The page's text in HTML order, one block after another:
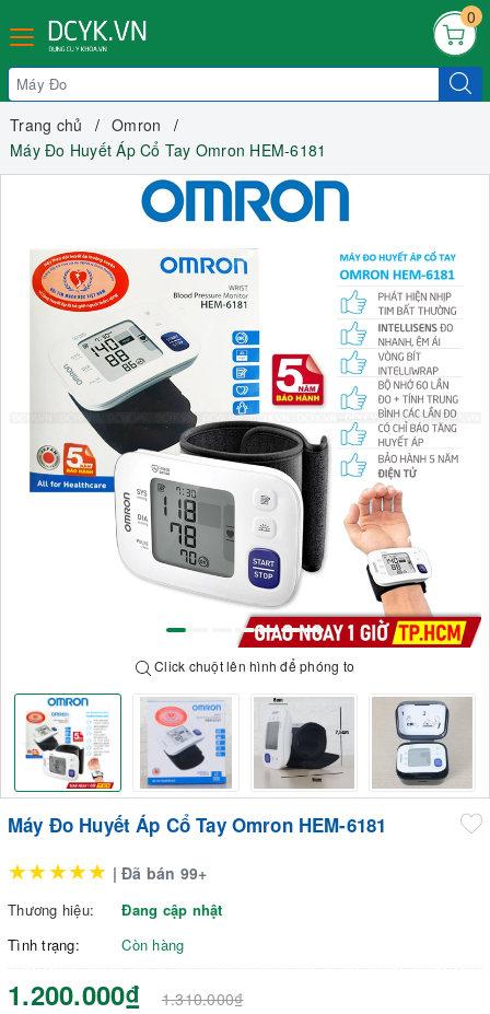
0
Trang chủ
Omron
Máy Đo Huyết Áp Cổ Tay Omron HEM-6181
Click chuột lên hình để phóng to
Máy Đo Huyết Áp Cổ Tay Omron HEM-6181
★★★★★ | Đã bán 99+
Thương hiệu:
Đang cập nhật
Tình trạng:
Còn hàng
1.200.000₫ 1.310.000₫